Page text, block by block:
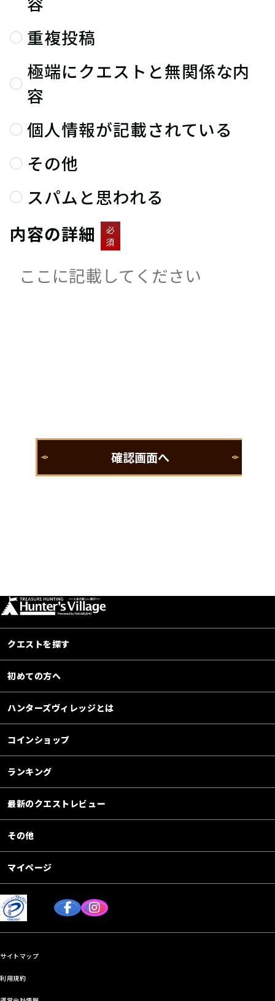
重複投稿
極端にクエストと無関係な内
容
個人情報が記載されている
その他
スパムと思われる
内容の詳細
必
須
クエストを探す
初めての方へ
ハンターズヴィレッジとは
コインショップ
ランキング
最新のクエストレビュー
その他
マイページ
サイトマップ
利用規約